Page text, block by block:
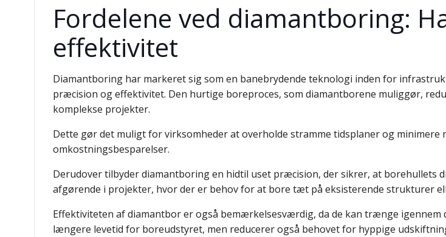
Fordelene ved diamantboring:
effektivitet
Diamantboring har markeret sig som en banebrydende teknologi inden for
præcision og effektivitet. Den hurtige boreproces, som diamantborene muliggør,
komplekse projekter.
Dette gør det muligt for virksomheder at overholde stramme tidsplaner og minimere
omkostningsbesparelser.
Derudover tilbyder diamantboring en hidtil uset præcision, der sikrer, at
afgørende i projekter, hvor der er behov for at bore tæt på eksisterende strukturer
Effektiviteten af diamantbor er også bemærkelsesværdig, da de kan trænge
længere levetid for boreudstyret, men reducerer også behovet for hyppige